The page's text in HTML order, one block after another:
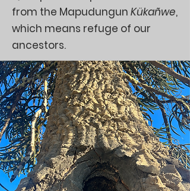
from the Mapudungun Kükañwe,
which means refuge of our
ancestors.